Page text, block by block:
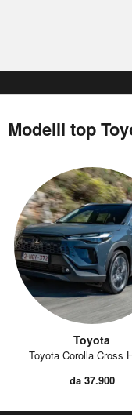
Modelli top
Toyota
Toyota Corolla Cross
da 37.900